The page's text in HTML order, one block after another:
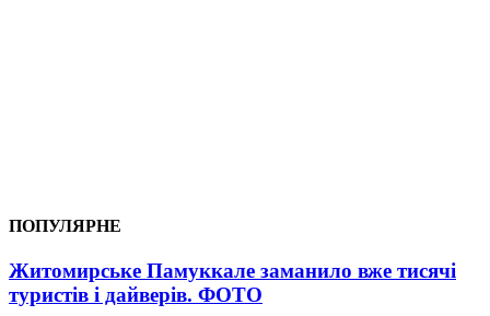
ПОПУЛЯРНЕ
Житомирське Памуккале заманило вже тисячі
туристів і дайверів. ФОТО